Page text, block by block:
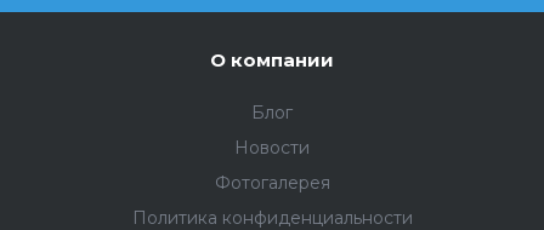
О компании
Блог
Новости
Фотогалерея
Политика конфиденциальности